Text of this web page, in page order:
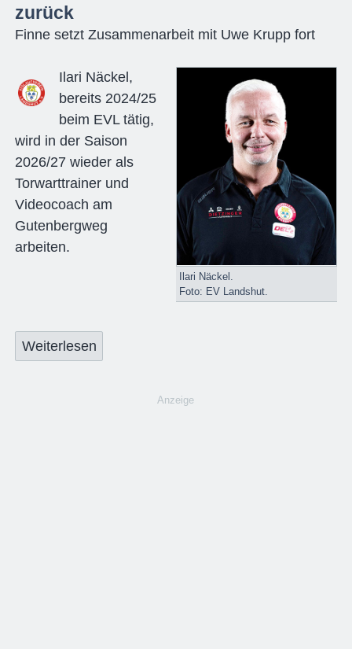
zurück
Finne setzt Zusammenarbeit mit Uwe Krupp fort
Ilari Näckel.
Foto: EV Landshut.
Ilari Näckel,
bereits 2024/25
beim EVL tätig,
wird in der Saison
2026/27 wieder als
Torwarttrainer und
Videocoach am
Gutenbergweg
arbeiten.
Weiterlesen
Anzeige